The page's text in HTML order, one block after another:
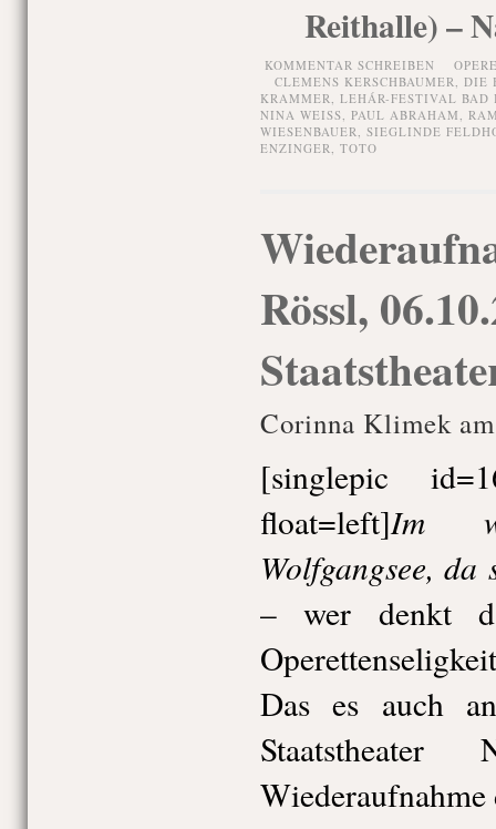
Reithalle) –
KOMMENTAR SCHREIBEN
CLEMENS KERSCHBAUMER, DIE
KRAMMER, LEHÁR-FESTIVAL BAD
NINA WEISS , PAUL ABRAHAM,
WIESENBAUER, SIEGLINDE
ENZINGER, TOTO
Rössl,
Corinna Klimek
[singlepic
float=left]Im
Wolfgangsee,
– wer denkt
Das es auch
Wiederaufnahme